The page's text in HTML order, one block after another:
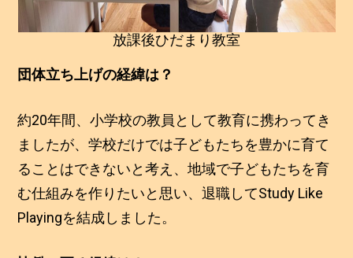
放課後ひだまり教室
団体立ち上げの経緯は？
約20年間、小学校の教員として教育に携わってき
ましたが、学校だけでは子どもたちを豊かに育て
ることはできないと考え、地域で子どもたちを育
む仕組みを作りたいと思い、退職してStudy Like
Playingを結成しました。